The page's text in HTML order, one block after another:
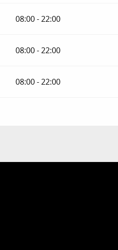
08:00 - 22:00
08:00 - 22:00
08:00 - 22:00